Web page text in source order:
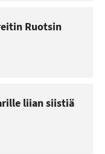
Ruotsin
liian siistiä